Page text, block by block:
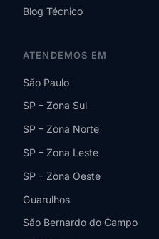
Blog Técnico
ATENDEMOS EM
São Paulo
SP – Zona Sul
SP – Zona Norte
SP – Zona Leste
SP – Zona Oeste
Guarulhos
São Bernardo do Campo